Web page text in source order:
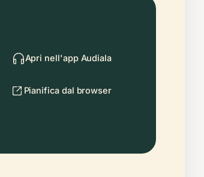
Apri nell'app Audiala
Pianifica dal browser